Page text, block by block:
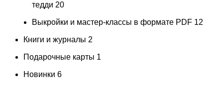
тедди 20
Выкройки и мастер-классы в формате PDF 12
Книги и журналы 2
Подарочные карты 1
Новинки 6